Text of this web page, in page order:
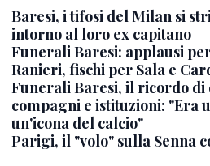
Baresi, i tifosi del Milan si
intorno al loro ex capitano
Funerali Baresi: applausi
Ranieri, fischi per Sala e
Funerali Baresi, il ricordo di
compagni e istituzioni: "Era
un'icona del calcio"
Parigi, il "volo" sulla Senna